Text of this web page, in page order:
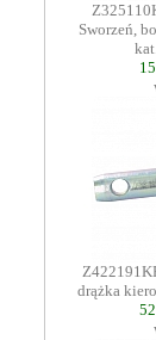
Sworzeń,
drążka